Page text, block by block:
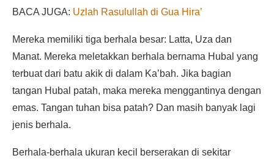
BACA JUGA: Uzlah Rasulullah di Gua Hira’
Mereka memiliki tiga berhala besar: Latta, Uza dan
Manat. Mereka meletakkan berhala bernama Hubal yang
terbuat dari batu akik di dalam Ka’bah. Jika bagian
tangan Hubal patah, maka mereka menggantinya dengan
emas. Tangan tuhan bisa patah? Dan masih banyak lagi
jenis berhala.
Berhala-berhala ukuran kecil berserakan di sekitar